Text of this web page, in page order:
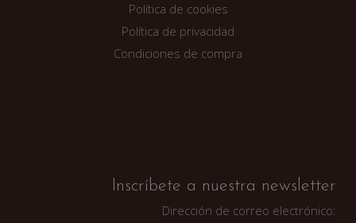
Política de cookies
Política de privacidad
Condiciones de compra
Inscríbete a nuestra newsletter
Dirección de correo electrónico: